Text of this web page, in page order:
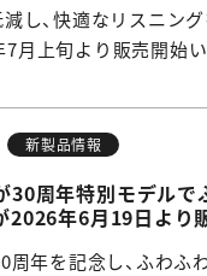
し、快適なリスニン
7月上旬より販売開
新製品情報
30周年特別モデル
2026年6月19日より
周年を記念し、ふわ